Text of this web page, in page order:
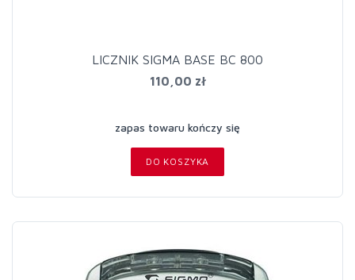
LICZNIK SIGMA BASE BC 800
110,00 zł
zapas towaru kończy się
DO KOSZYKA